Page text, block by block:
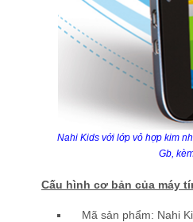
Nahi Kids với lớp vỏ hợp kim
Gb,
Cấu hình cơ bản của máy
Mã sản phẩm: Nahi